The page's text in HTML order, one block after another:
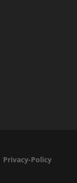
Privacy-Policy